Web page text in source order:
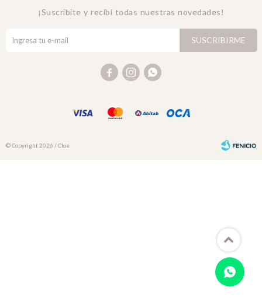
¡Suscribite y recibí todas nuestras novedades!
SUSCRIBIRME
  
© Copyright 2026 / Cloe